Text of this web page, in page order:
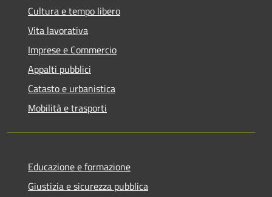
Cultura e tempo libero
Vita lavorativa
Imprese e Commercio
Appalti pubblici
Catasto e urbanistica
Mobilità e trasporti
Educazione e formazione
Giustizia e sicurezza pubblica